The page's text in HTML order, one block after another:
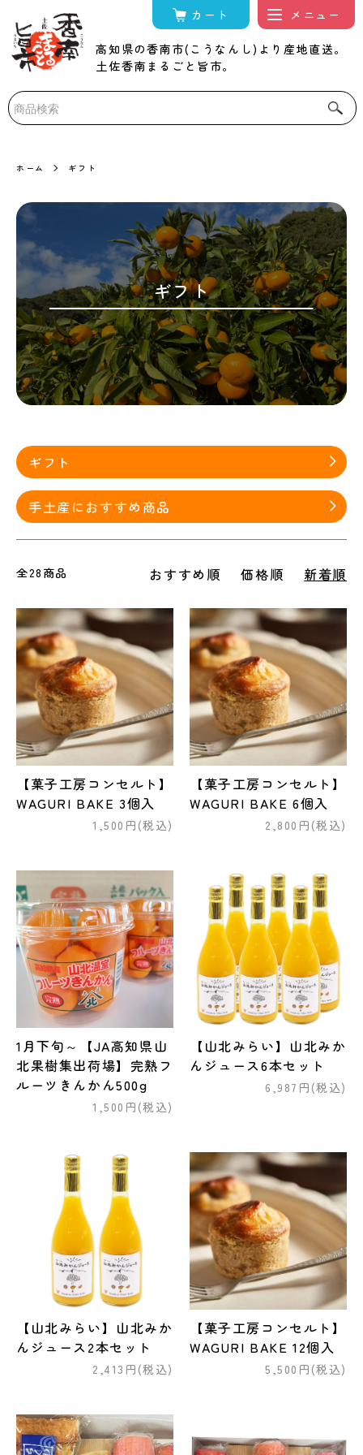
カート
高知県の香南市(こうなんし)より産地直送。
土佐香南まるごと旨市。
ホーム ギフト
ギフト
グループ一覧
ギフト
手土産におすすめ商品
全28商品 おすすめ順 価格順 新着順
【菓子工房コンセルト】
WAGURI BAKE 3個入
1,500円(税込)
【菓子工房コンセルト】
WAGURI BAKE 6個入
2,800円(税込)
1月下旬～【JA高知県山
北果樹集出荷場】完熟フ
ルーツきんかん500g
1,500円(税込)
【山北みらい】山北みか
んジュース6本セット
6,987円(税込)
【山北みらい】山北みか
んジュース2本セット
2,413円(税込)
【菓子工房コンセルト】
WAGURI BAKE 12個入
5,500円(税込)